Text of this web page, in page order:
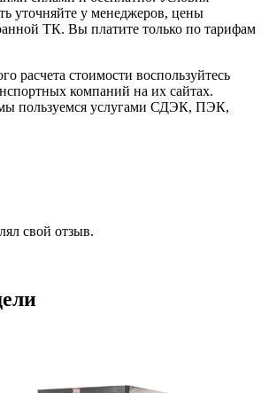
уточняйте у менеджеров, цены
ТК. Вы платите только по тарифам
расчета стоимости воспользуйтесь
компаний на их сайтах.
пользуемся услугами СДЭК, ПЭК,
свой отзыв.